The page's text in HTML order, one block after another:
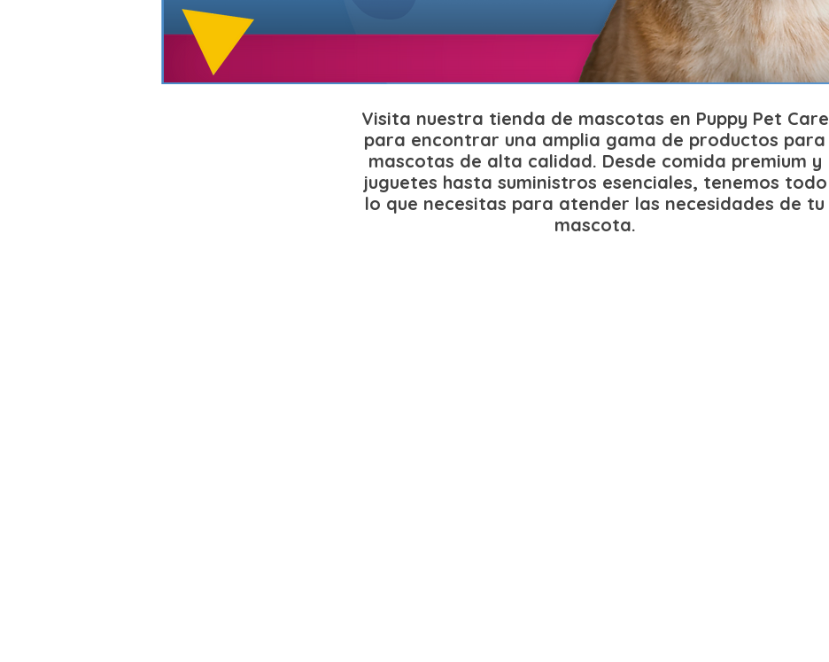
Visita nuestra tienda de mascotas en Puppy Pet Care
para encontrar una amplia gama de productos para
mascotas de alta calidad. Desde comida premium y
juguetes hasta suministros esenciales, tenemos todo
lo que necesitas para atender las necesidades de tu
mascota.